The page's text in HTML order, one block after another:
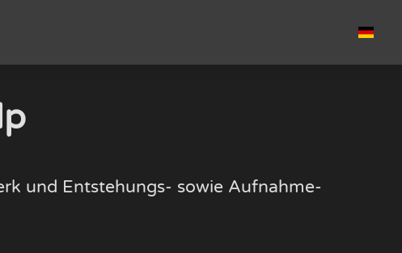
und Entstehungs- sowie Aufnahme-